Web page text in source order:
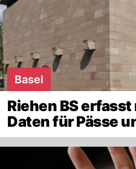
Basel
Riehen BS
Daten für Pässe